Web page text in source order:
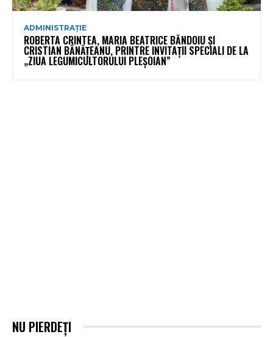
ADMINISTRAȚIE
ROBERTA CRINTEA, MARIA BEATRICE BĂNDOIU ȘI
CRISTIAN BĂNĂȚEANU, PRINTRE INVITAȚII SPECIALI DE LA
„ZIUA LEGUMICULTORULUI PLEȘOIAN”
NU PIERDEȚI